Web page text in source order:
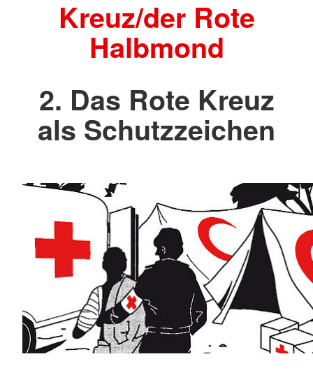
Kreuz/der Rote
Halbmond
2. Das Rote Kreuz
als Schutzzeichen